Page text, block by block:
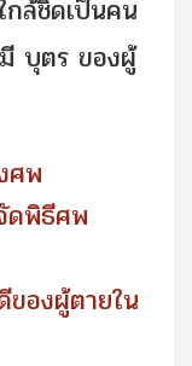
ล้ชิดเป็นคน
บุตร ของผู้
ศพ
ดพิธีศพ
องผู้ตายใน